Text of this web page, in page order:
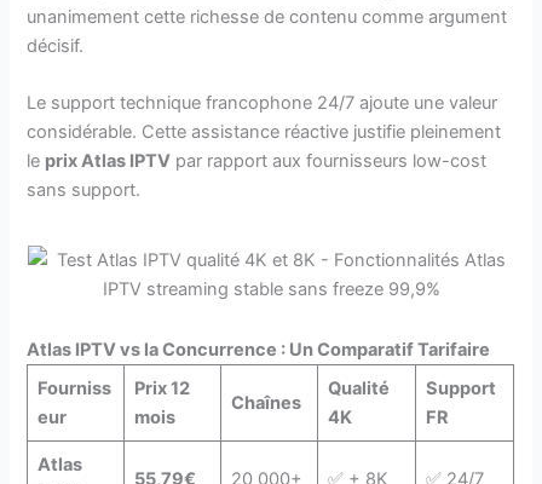
unanimement cette richesse de contenu comme argument
décisif.
Le support technique francophone 24/7 ajoute une valeur
considérable. Cette assistance réactive justifie pleinement
le prix Atlas IPTV par rapport aux fournisseurs low-cost
sans support.
Atlas IPTV vs la Concurrence : Un Comparatif Tarifaire
Fourniss
eur
Prix 12
mois
Chaînes
Qualité
4K
Support
FR
Atlas
55,79€ 20 000+ ✅ + 8K ✅ 24/7